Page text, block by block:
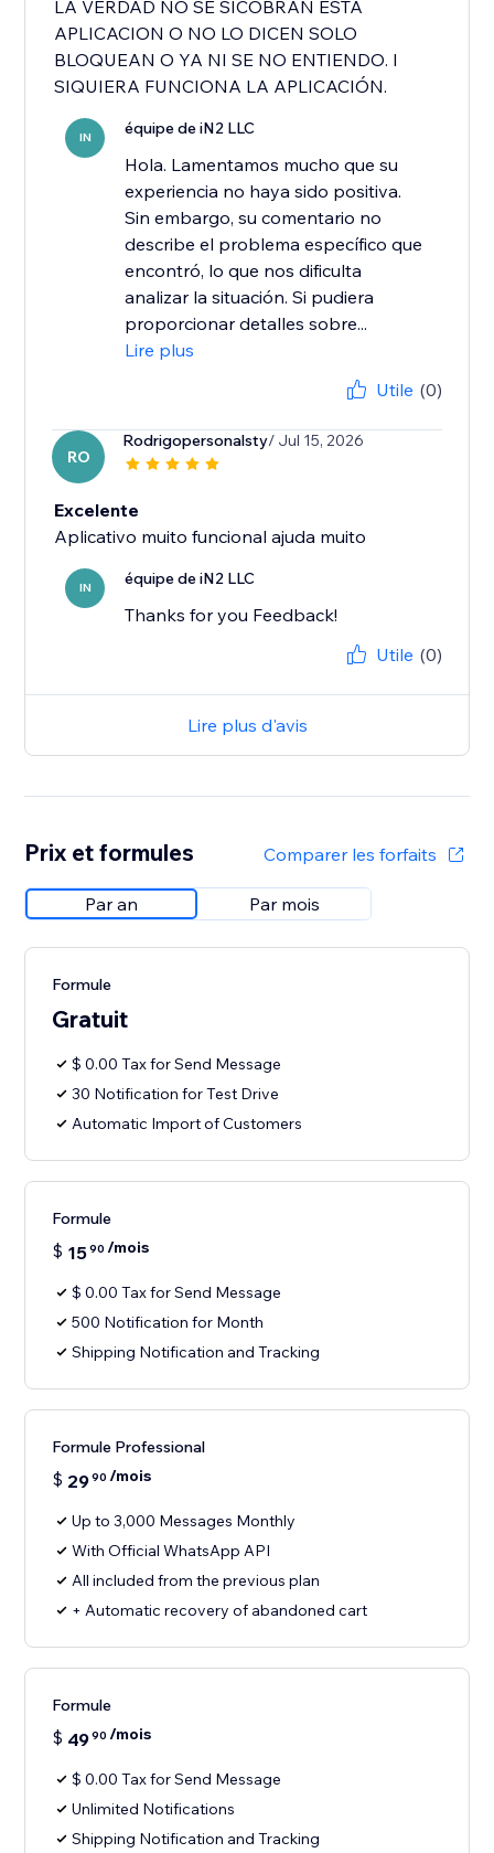
LA VERDAD NO SE SICOBRAN ESTA
APLICACION O NO LO DICEN SOLO
BLOQUEAN O YA NI SE NO ENTIENDO. I
SIQUIERA FUNCIONA LA APLICACIÓN.
IN équipe de iN2 LLC
Hola. Lamentamos mucho que su
experiencia no haya sido positiva.
Sin embargo, su comentario no
describe el problema específico que
encontró, lo que nos dificulta
analizar la situación. Si pudiera
proporcionar detalles sobre...
Lire plus
Utile (0)
RO
Rodrigopersonalsty/ Jul 15, 2026
Excelente
Aplicativo muito funcional ajuda muito
IN équipe de iN2 LLC
Thanks for you Feedback!
Utile (0)
Lire plus d'avis
Prix et formules Comparer les forfaits
Par an Par mois
Formule
Gratuit
$ 0.00 Tax for Send Message
30 Notification for Test Drive
Automatic Import of Customers
Formule
$ 1590 /mois
$ 0.00 Tax for Send Message
500 Notification for Month
Shipping Notification and Tracking
Formule Professional
$ 2990 /mois
Up to 3,000 Messages Monthly
With Official WhatsApp API
All included from the previous plan
+ Automatic recovery of abandoned cart
Formule
$ 4990 /mois
$ 0.00 Tax for Send Message
Unlimited Notifications
Shipping Notification and Tracking